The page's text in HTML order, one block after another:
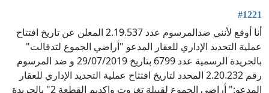
#1221
أنا أوقع لأنني ضدالمرسوم عدد 2.19.537 المعلن عن تاريخ افتتاح
عملية التحديد الإداري للعقار المدعو "أراضي الجموع لتدفالت"
بالجريدة الرسمية عدد 6799 بتاريخ 29/07/2019 و ضد المرسوم
رقم 2.20.232 المحدد لتاريخ افتتاح عملية التحديد الإداري للعقار
المدعو:" أراضي الجموع لقبيلة تغزوت واكديم القطعة 2" بالجريدة